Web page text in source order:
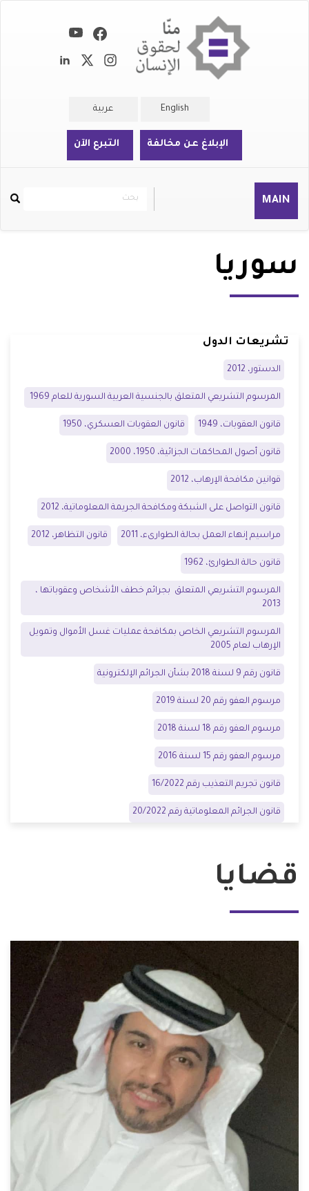
English عربية
الإبلاغ عن مخالفة التبرع الآن
MAIN
Rechercher
بحث
سوريا
تشريعات الدول
الدستور، 2012
المرسوم التشريعي المتعلق بالجنسية العربية السورية للعام 1969
قانون العقوبات، 1949 قانون العقوبات العسكري، 1950
قانون أصول المحاكمات الجزائية، 1950، 2000
قوانين مكافحة الإرهاب، 2012
قانون التواصل على الشبكة ومكافحة الجريمة المعلوماتية، 2012
مراسيم إنهاء العمل بحالة الطوارىء، 2011 قانون التظاهر، 2012
قانون حالة الطوارئ، 1962
المرسوم التشريعي المتعلق بجرائم خطف الأشخاص وعقوباتها ،
2013
المرسوم التشريعي الخاص بمكافحة عمليات غسل الأموال وتمويل
الإرهاب لعام 2005
قانون رقم 9 لسنة 2018 بشأن الجرائم الإلكترونية
مرسوم العفو رقم 20 لسنة 2019
مرسوم العفو رقم 18 لسنة 2018
مرسوم العفو رقم 15 لسنة 2016
قانون تجريم التعذيب رقم 16/2022
قانون الجرائم المعلوماتية رقم 20/2022
قضايا